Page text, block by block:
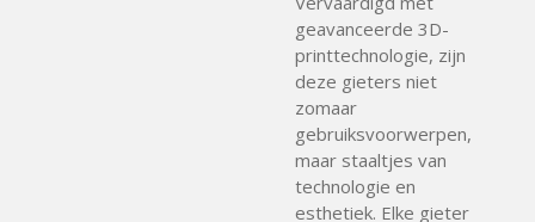
geavanceerde 3D-
printtechnologie, zijn
deze gieters niet
zomaar
gebruiksvoorwerpen,
maar staaltjes van
technologie en
esthetiek. Elke gieter